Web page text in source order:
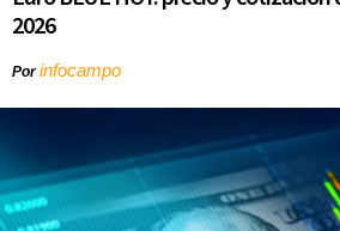
2026
Porinfocampo